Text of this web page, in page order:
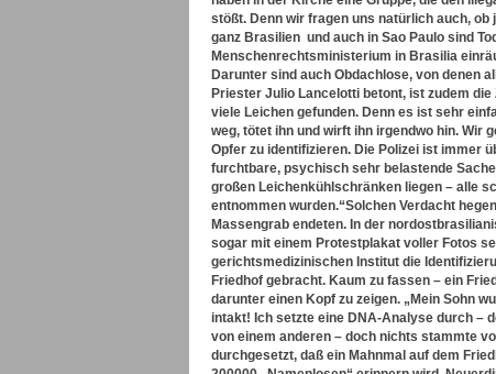
stößt. Denn wir fragen uns natürlich auch,
ganz Brasilien und auch in Sao Paulo sind
Menschenrechtsministerium in Brasilia
Darunter sind auch Obdachlose, von denen
Priester Julio Lancelotti betont, ist zudem
viele Leichen gefunden. Denn es ist sehr
weg, tötet ihn und wirft ihn irgendwo hin. Wir
Opfer zu identifizieren. Die Polizei ist immer
furchtbare, psychisch sehr belastende
großen Leichenkühlschränken liegen – alle
entnommen wurden.“Solchen Verdacht
Massengrab endeten. In der
sogar mit einem Protestplakat voller Fotos
gerichtsmedizinischen Institut die
Friedhof gebracht. Kaum zu fassen – ein
darunter einen Kopf zu zeigen. „Mein Sohn
intakt! Ich setzte eine DNA-Analyse durch –
von einem anderen – doch nichts stammte
durchgesetzt, daß ein Mahnmal auf dem